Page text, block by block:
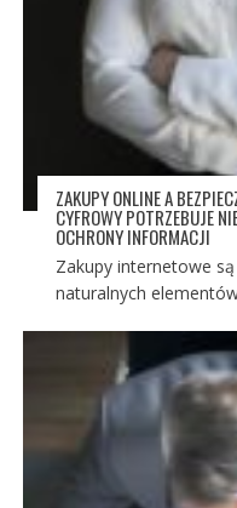
ZAKUPY ONLINE A
CYFROWY POTRZEBUJE
OCHRONY INFORMACJI
Zakupy internetowe
naturalnych